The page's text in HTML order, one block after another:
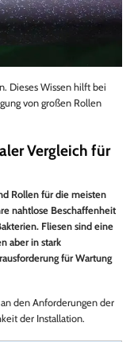
Dieses Wissen hilft bei
von großen Rollen
Vergleich für
Rollen für die meisten
nahtlose Beschaffenheit
Fliesen sind eine
aber in stark
für Wartung
den Anforderungen der
der Installation.